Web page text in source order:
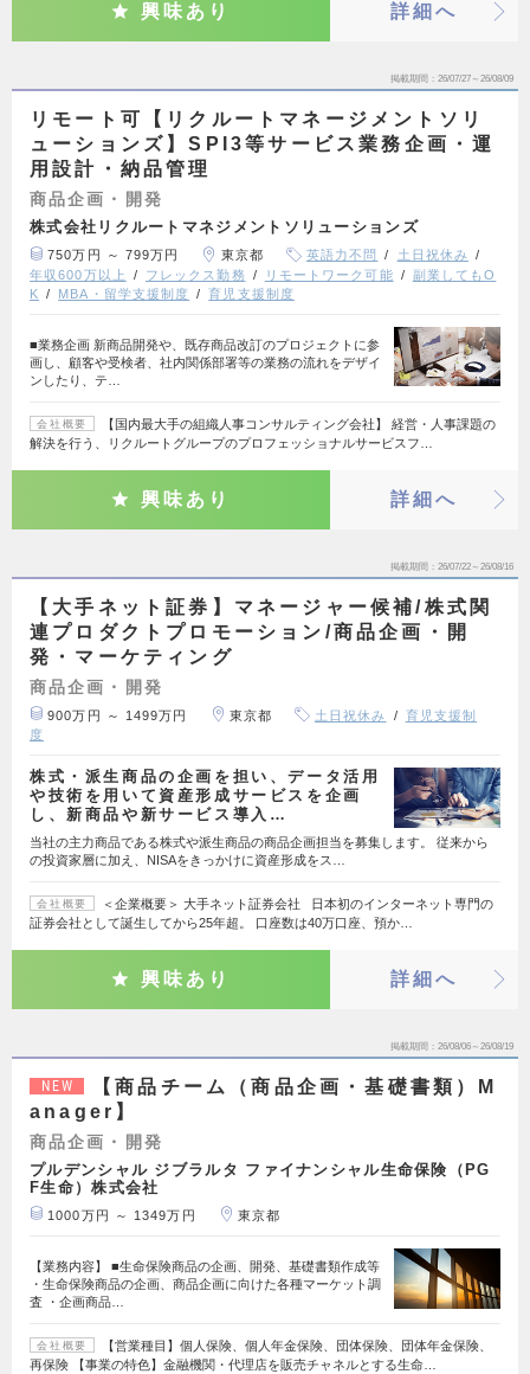
興味あり 詳細へ
掲載期間 26/07/27～26/08/09
リモート可【リクルートマネージメントソリ
ューションズ】SPI3等サービス業務企画・運
用設計・納品管理
商品企画・開発
株式会社リクルートマネジメントソリューションズ
750万円 ～ 799万円 東京都 英語力不問
土日祝休み
年収600万以上
フレックス勤務 リモートワーク可能
副業してもO
K
MBA・留学支援制度 育児支援制度
■業務企画 新商品開発や、既存商品改訂のプロジェクトに参
画し、顧客や受検者、社内関係部署等の業務の流れをデザイ
ンしたり、テ…
会社概要
【国内最大手の組織人事コンサルティング会社】 経営・人事課題の
解決を行う、リクルートグループのプロフェッショナルサービスフ…
興味あり 詳細へ
掲載期間 26/07/22～26/08/16
【大手ネット証券】マネージャー候補/株式関
連プロダクトプロモーション/商品企画・開
発・マーケティング
商品企画・開発
900万円 ～ 1499万円 東京都 土日祝休み
育児支援制
度
株式・派生商品の企画を担い、データ活用
や技術を用いて資産形成サービスを企画
し、新商品や新サービス導入…
当社の主力商品である株式や派生商品の商品企画担当を募集します。 従来から
の投資家層に加え、NISAをきっかけに資産形成をス…
会社概要
＜企業概要＞ 大手ネット証券会社 日本初のインターネット専門の
証券会社として誕生してから25年超。 口座数は40万口座、預か…
興味あり 詳細へ
掲載期間 26/08/06～26/08/19
NEW
【商品チーム（商品企画・基礎書類）M
anager】
商品企画・開発
プルデンシャル ジブラルタ ファイナンシャル生命保険（PG
F生命）株式会社
1000万円 ～ 1349万円 東京都
【業務内容】 ■生命保険商品の企画、開発、基礎書類作成等
・生命保険商品の企画、商品企画に向けた各種マーケット調
査 ・企画商品…
会社概要
【営業種目】個人保険、個人年金保険、団体保険、団体年金保険、
再保険 【事業の特色】金融機関・代理店を販売チャネルとする生命…